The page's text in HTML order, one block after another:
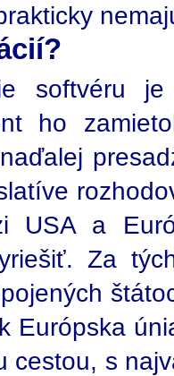
softvéru
ho
USA a
Za
Európska
cestou, s